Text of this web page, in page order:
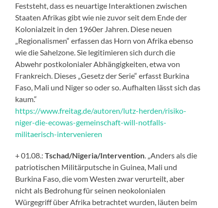
Feststeht, dass es neuartige Interaktionen zwischen
Staaten Afrikas gibt wie nie zuvor seit dem Ende der
Kolonialzeit in den 1960er Jahren. Diese neuen
„Regionalismen“ erfassen das Horn von Afrika ebenso
wie die Sahelzone. Sie legitimieren sich durch die
Abwehr postkolonialer Abhängigkeiten, etwa von
Frankreich. Dieses „Gesetz der Serie“ erfasst Burkina
Faso, Mali und Niger so oder so. Aufhalten lässt sich das
kaum.“
https://www.freitag.de/autoren/lutz-herden/risiko-
niger-die-ecowas-gemeinschaft-will-notfalls-
militaerisch-intervenieren
+ 01.08.:Tschad/Nigeria/Intervention . „Anders als die
patriotischen Militärputsche in Guinea, Mali und
Burkina Faso, die vom Westen zwar verurteilt, aber
nicht als Bedrohung für seinen neokolonialen
Würgegriff über Afrika betrachtet wurden, läuten beim